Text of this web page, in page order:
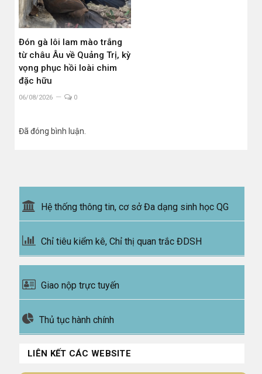
Đón gà lôi lam mào trắng
từ châu Âu về Quảng Trị, kỳ
vọng phục hồi loài chim
đặc hữu
06/08/2026 0
Đã đóng bình luận.
Hệ thống thông tin, cơ sở Đa dạng sinh học QG
Chỉ tiêu kiểm kê, Chỉ thị quan trắc ĐDSH
Giao nộp trực tuyến
Thủ tục hành chính
LIÊN KẾT CÁC WEBSITE